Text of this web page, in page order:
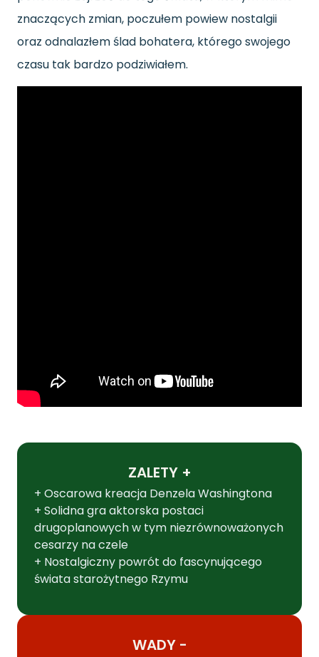
znaczących zmian, poczułem powiew nostalgii
oraz odnalazłem ślad bohatera, którego swojego
czasu tak bardzo podziwiałem.
ZALETY +
+ Oscarowa kreacja Denzela Washingtona
+ Solidna gra aktorska postaci
drugoplanowych w tym niezrównoważonych
cesarzy na czele
+ Nostalgiczny powrót do fascynującego
świata starożytnego Rzymu
WADY -